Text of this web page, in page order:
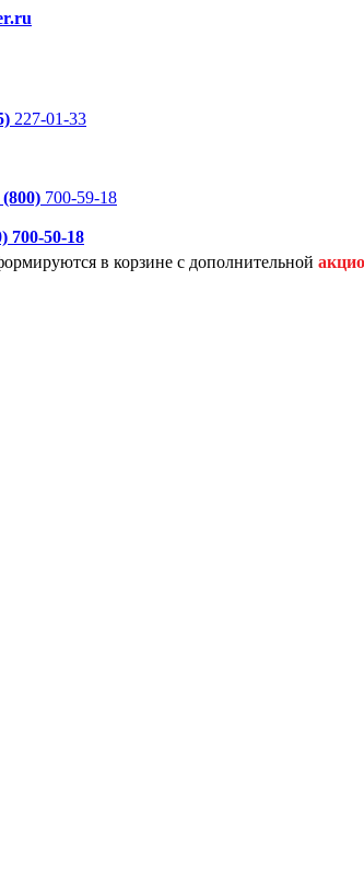
227-01-33
(800) 700-59-18
700-50-18
в корзине с дополнительной